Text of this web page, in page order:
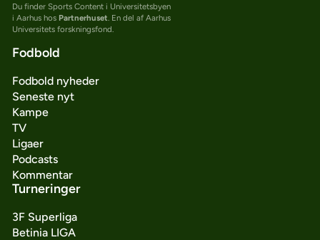
Du finder Sports Content i Universitetsbyen
i Aarhus hos Partnerhuset. En del af Aarhus
Universitets forskningsfond.
Fodbold
Fodbold nyheder
Seneste nyt
Kampe
TV
Ligaer
Podcasts
Kommentar
Turneringer
3F Superliga
Betinia LIGA